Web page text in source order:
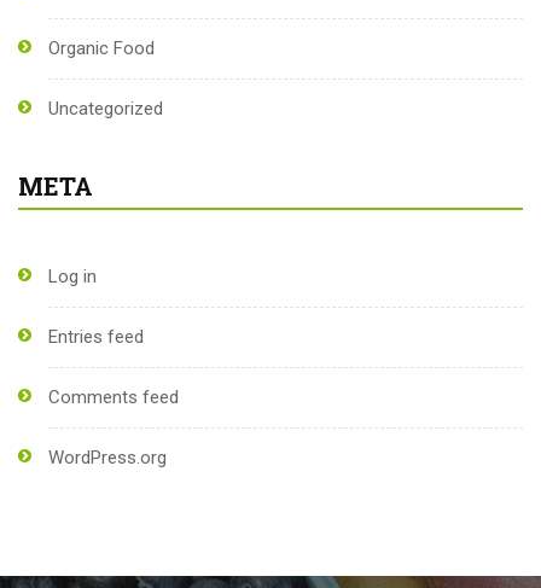
Organic Food
Uncategorized
META
Log in
Entries feed
Comments feed
WordPress.org